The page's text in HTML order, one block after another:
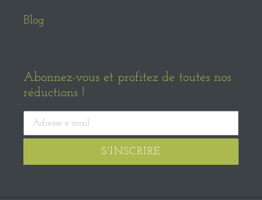
Blog
Abonnez-vous et profitez de toutes nos
réductions !
S'INSCRIRE